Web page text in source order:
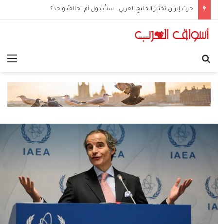
حربُ إيران تَختَبِرُ الخليج العربي… ستُّ دول أم تحالفٌ واحد؟